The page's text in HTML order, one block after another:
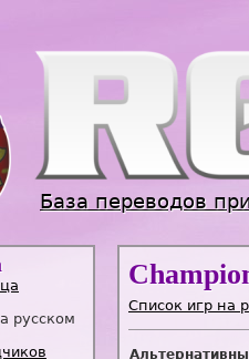
База переводов
русском
Список игр на